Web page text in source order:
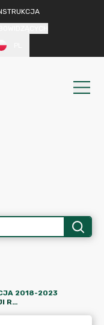
2018-2023
IMIENNY WYKAZ GŁOSOWAŃ Z XL SESJI RADY MIEJSKIEJ W KRAJENCE - 15.11.2022 R.